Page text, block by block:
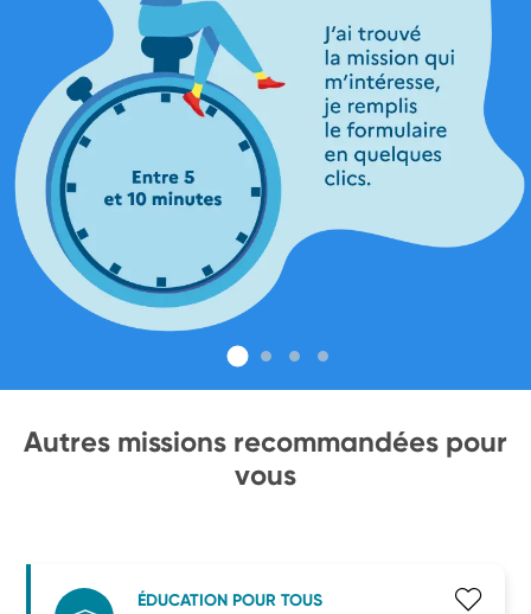
Autres missions recommandées pour
vous
ÉDUCATION POUR TOUS